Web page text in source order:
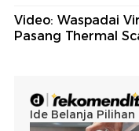
Video: Waspadai
Pasang Thermal